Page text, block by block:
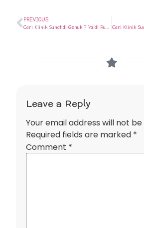
PREVIOUS
Leave a Reply
Your email address will not be
Required fields are marked *
Comment *